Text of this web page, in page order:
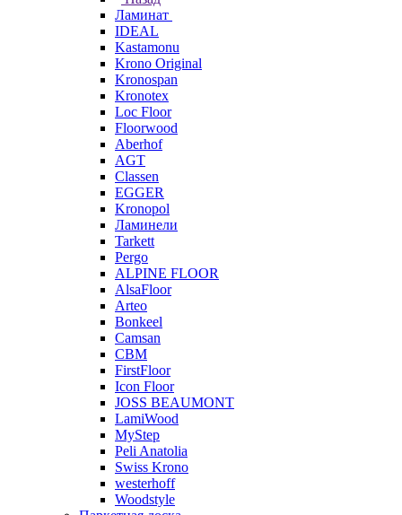
Ламинат
IDEAL
Kastamonu
Krono Original
Kronospan
Kronotex
Loc Floor
Floorwood
Aberhof
AGT
Classen
EGGER
Kronopol
Ламинели
Tarkett
Pergo
ALPINE FLOOR
AlsaFloor
Arteo
Bonkeel
Camsan
CBM
FirstFloor
Icon Floor
JOSS BEAUMONT
LamiWood
MyStep
Peli Anatolia
Swiss Krono
westerhoff
Woodstyle